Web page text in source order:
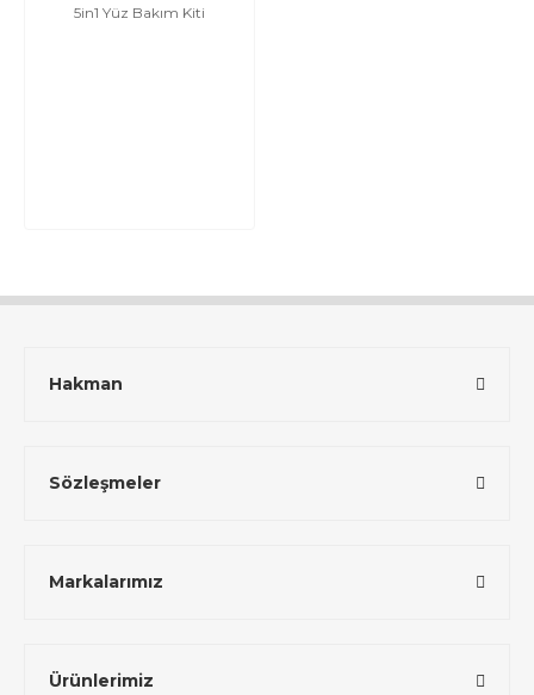
5in1 Yüz Bakım Kiti
Hakman
Sözleşmeler
Markalarımız
Ürünlerimiz